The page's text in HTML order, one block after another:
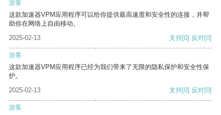
游客
这款加速器VPM应用程序可以给你提供最高速度和安全性的连接，并帮
助你在网络上自由移动。
2025-02-13
支持[0] 反对[0]
游客
这款加速器VPM应用程序已经为我们带来了无限的隐私保护和安全性保
护。
2025-02-13
支持[0] 反对[0]
游客